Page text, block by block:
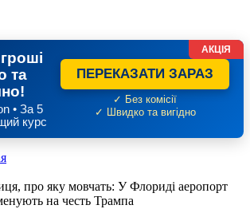
та
• За 5
курс
ПЕРЕКАЗАТИ ЗАРАЗ
✓ Без комісії
✓ Швидко та вигідно
АКЦІЯ
про яку мовчать: У Флориді аеропорт
на честь Трампа